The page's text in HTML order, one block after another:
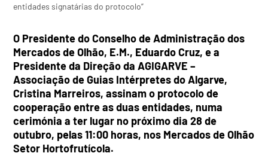
entidades signatárias do protocolo”
O Presidente do Conselho de Administração dos
Mercados de Olhão, E.M., Eduardo Cruz, e a
Presidente da Direção da AGIGARVE –
Associação de Guias Intérpretes do Algarve,
Cristina Marreiros, assinam o protocolo de
cooperação entre as duas entidades, numa
cerimónia a ter lugar no próximo dia 28 de
outubro, pelas 11:00 horas, nos Mercados de Olhão
Setor Hortofrutícola.